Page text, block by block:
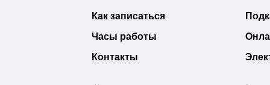
Как записаться
Часы работы
Контакты